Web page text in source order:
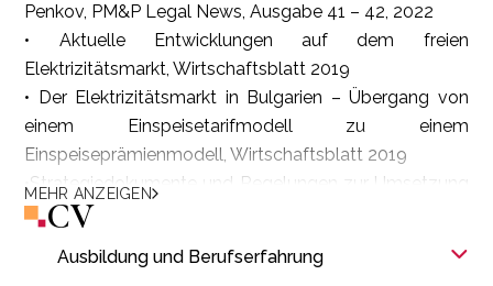
Penkov, PM&P Legal News, Ausgabe 41 – 42, 2022
• Aktuelle Entwicklungen auf dem freien
Elektrizitätsmarkt, Wirtschaftsblatt 2019
• Der Elektrizitätsmarkt in Bulgarien – Übergang von
einem Einspeisetarifmodell zu einem
Einspeiseprämienmodell, Wirtschaftsblatt 2019
•Strategiedokumente und Regelungen zur Umsetzung
des neuen Konzessionsgesetzes, Wirtschaftsblatt
• Erleichterung des Beschäftigungsprozesses für
MEHR ANZEIGEN
CV
Ausbildung und Berufserfahrung